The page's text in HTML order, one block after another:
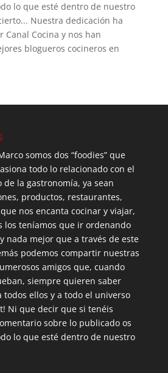
lo que esté dentro de nuestro
Nuestra dedicación ha
Canal Cocina y nos han
blogueros cocineros en
somos dos “foodies” que
todo lo relacionado con el
de la gastronomía, ya sean
productos, restaurantes,
nos encanta cocinar y viajar,
los teníamos que ir ordenando
nada mejor que a través de este
podemos compartir nuestras
amigos que, cuando
siempre quieren saber
todos ellos y a todo el universo
Ni que decir que si tenéis
sobre lo publicado os
lo que esté dentro de nuestro